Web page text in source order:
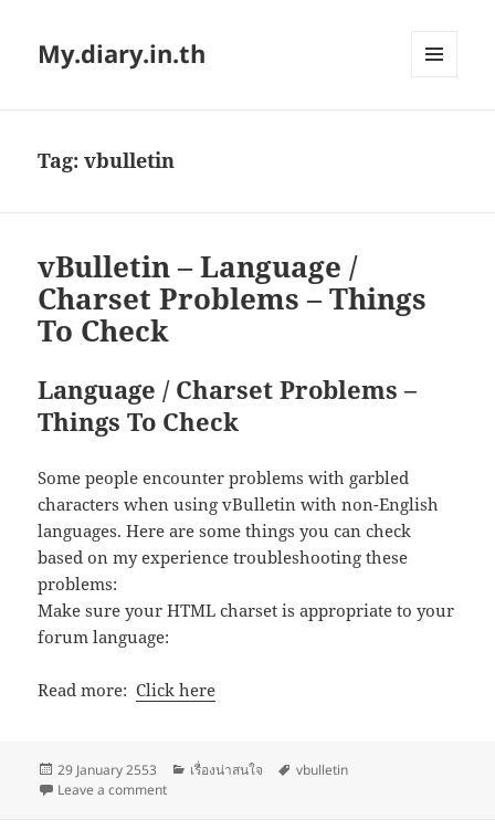
My.diary.in.th
Tag:vbulletin
vBulletin – Language /
Charset Problems – Things
To Check
Language / Charset Problems –
Things To Check
Some people encounter problems with garbled
characters when using vBulletin with non-English
languages. Here are some things you can check
based on my experience troubleshooting these
problems:
Make sure your HTML charset is appropriate to your
forum language:
Read more:Click here
Posted
on
29 January 2553 Categories
เรื่องน่าสนใจ Tags
vbulletin
Leave a commenton vBulletin – Language / Charset Problems – Things